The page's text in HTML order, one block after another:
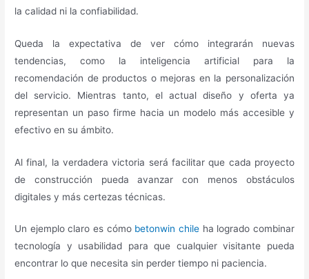
la calidad ni la confiabilidad.
Queda la expectativa de ver cómo integrarán nuevas
tendencias, como la inteligencia artificial para la
recomendación de productos o mejoras en la personalización
del servicio. Mientras tanto, el actual diseño y oferta ya
representan un paso firme hacia un modelo más accesible y
efectivo en su ámbito.
Al final, la verdadera victoria será facilitar que cada proyecto
de construcción pueda avanzar con menos obstáculos
digitales y más certezas técnicas.
Un ejemplo claro es cómo betonwin chileha logrado combinar
tecnología y usabilidad para que cualquier visitante pueda
encontrar lo que necesita sin perder tiempo ni paciencia.